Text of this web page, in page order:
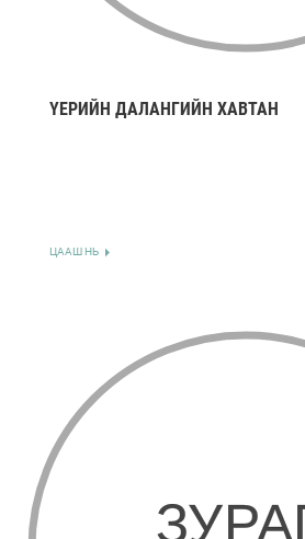
ҮЕРИЙН ДАЛАНГИЙН ХАВТАН
ЦААШ НЬ